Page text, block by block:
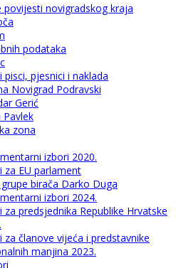
povijesti novigradskog kraja
podataka
pisci, pjesnici i naklada
Novigrad Podravski
Gerić
Pavlek
zona
izbori 2020.
za EU parlament
birača Darko Duga
izbori 2024.
za predsjednika Republike Hrvatske
za članove vijeća i predstavnike
manjina 2023.